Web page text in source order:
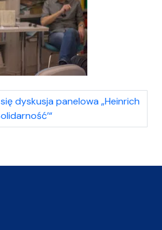
dyskusja panelowa „Heinrich